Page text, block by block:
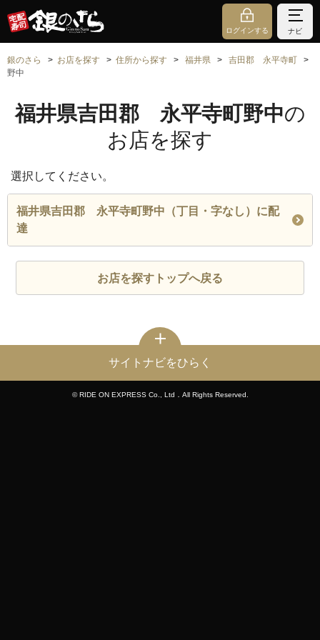
ログインする ナビ
銀のさら お店を探す 住所から探す 福井県
吉田郡 永平寺町
野中
福井県吉田郡 永平寺町野中の
お店を探す
選択してください。
福井県吉田郡 永平寺町野中（丁目・字なし）に配
達
お店を探すトップへ戻る
サイトナビをひらく
© RIDE ON EXPRESS Co., Ltd．All Rights Reserved.